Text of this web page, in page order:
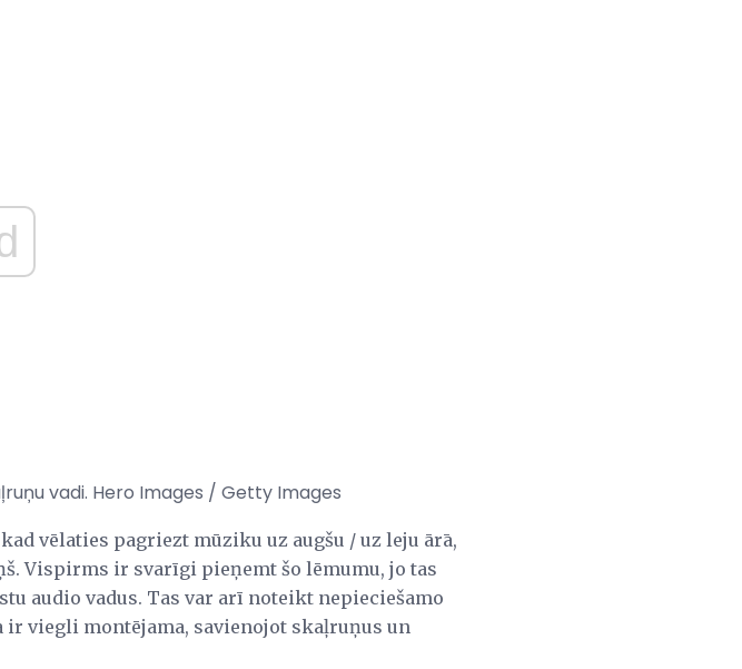
vadi. Hero Images / Getty Images
vēlaties pagriezt mūziku uz augšu / uz leju ārā,
Vispirms ir svarīgi pieņemt šo lēmumu, jo tas
audio vadus. Tas var arī noteikt nepieciešamo
ir viegli montējama, savienojot skaļruņus un